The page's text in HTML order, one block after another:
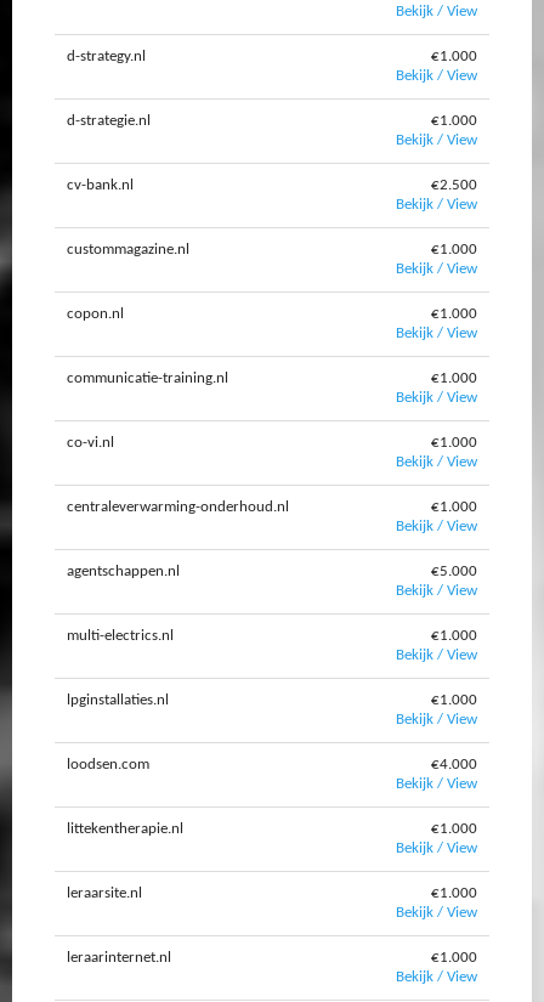
Bekijk / View
d-strategy.nl
€1.000
Bekijk / View
d-strategie.nl
€1.000
Bekijk / View
cv-bank.nl
€2.500
Bekijk / View
custommagazine.nl
€1.000
Bekijk / View
copon.nl
€1.000
Bekijk / View
communicatie-training.nl
€1.000
Bekijk / View
co-vi.nl
€1.000
Bekijk / View
centraleverwarming-onderhoud.nl
€1.000
Bekijk / View
agentschappen.nl
€5.000
Bekijk / View
multi-electrics.nl
€1.000
Bekijk / View
lpginstallaties.nl
€1.000
Bekijk / View
loodsen.com
€4.000
Bekijk / View
littekentherapie.nl
€1.000
Bekijk / View
leraarsite.nl
€1.000
Bekijk / View
leraarinternet.nl
€1.000
Bekijk / View